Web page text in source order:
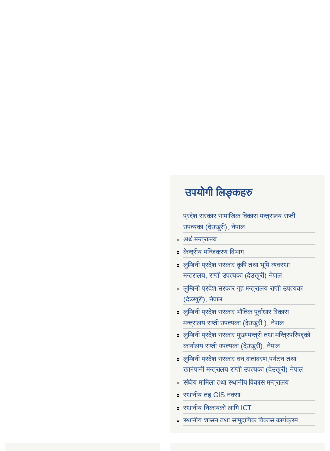
उपयोगी लिङ्कहरु
प्रदेश सरकार सामाजिक विकास मन्‍‍त्रालय राप्ती
उपत्यका (देउखुरी), नेपाल
अर्थ मन्त्रालय
केन्द्रीय पन्जिकरण विभाग
लुम्बिनी प्रदेश सरकार कृषि तथा भूमि व्यवस्था
मन्त्रालय, राप्ती उपत्यका (देउखुरी) नेपाल
लुम्बिनी प्रदेश सरकार गृह मन्त्रालय राप्ती उपत्यका
(देउखुरी), नेपाल
लुम्बिनी प्रदेश सरकार भौतिक पूर्वाधार विकास
मन्त्रालय राप्ती उपत्यका (देउखुरी ), नेपाल
लुम्बिनी प्रदेश सरकार मुख्यमन्त्री तथा मन्त्रिपरिषद्को
कार्यालय राप्ती उपत्यका (देउखुरी), नेपाल
लुम्बिनी प्रदेश सरकार वन,वातावरण,पर्यटन तथा
खानेपानी मन्त्रालय राप्ती उपत्यका (देउखुरी) नेपाल
संघीय मामिला तथा स्थानीय विकास मन्त्रालय
स्थानीय तह GIS नक्सा
स्थानीय निकायको लागि ICT
स्थानीय शासन तथा सामुदायिक विकास कार्यक्रम